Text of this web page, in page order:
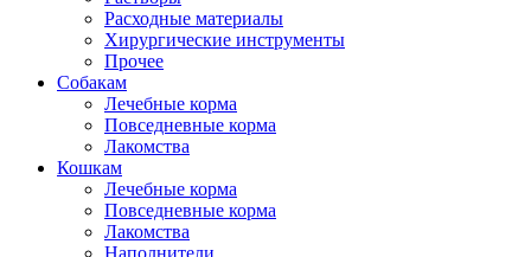
Расходные материалы
Хирургические инструменты
Прочее
Собакам
Лечебные корма
Повседневные корма
Лакомства
Кошкам
Лечебные корма
Повседневные корма
Лакомства